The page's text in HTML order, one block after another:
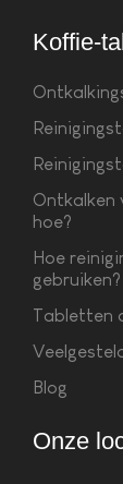
Koffie-
Ontkalken
hoe?
Hoe
gebruiken?
Tabletten
Blog
Onze